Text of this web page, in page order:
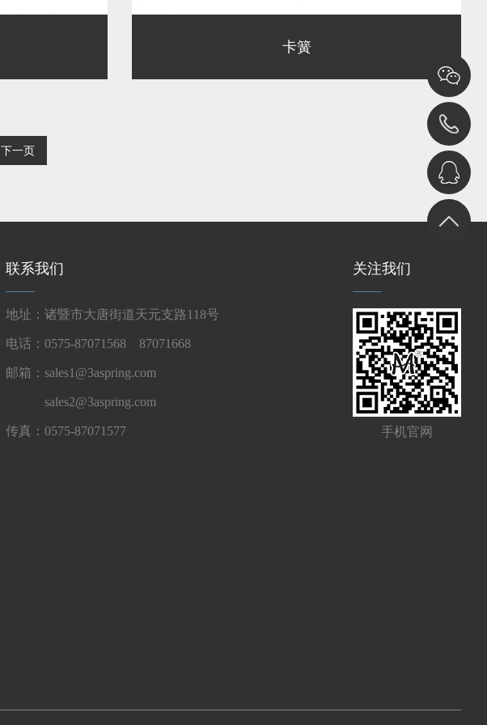
卡簧
下一页
联系我们
地址：诸暨市大唐街道天元支路118号
电话：0575-87071568 87071668
邮箱：sales1@3aspring.com
sales2@3aspring.com
传真：0575-87071577
关注我们
手机官网